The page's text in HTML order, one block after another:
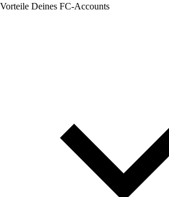
Vorteile Deines FC-Accounts